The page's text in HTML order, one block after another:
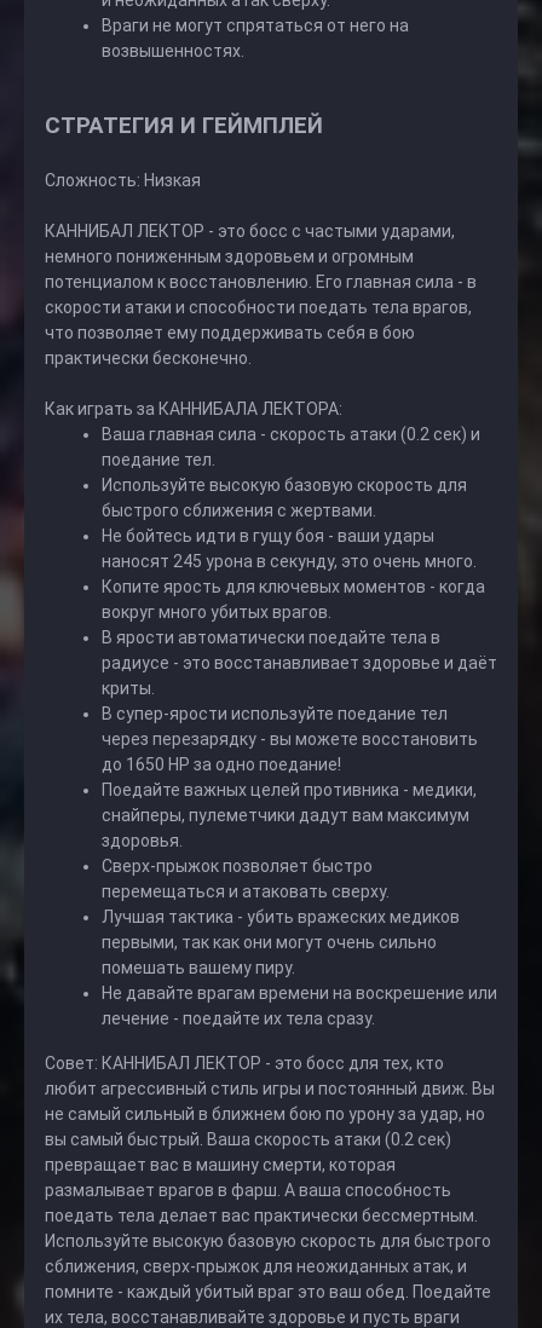
Враги не могут спрятаться от него на
возвышенностях.
СТРАТЕГИЯ И ГЕЙМПЛЕЙ
Сложность: Низкая
КАННИБАЛ ЛЕКТОР - это босс с частыми ударами,
немного пониженным здоровьем и огромным
потенциалом к восстановлению. Его главная сила - в
скорости атаки и способности поедать тела врагов,
что позволяет ему поддерживать себя в бою
практически бесконечно.
Как играть за КАННИБАЛА ЛЕКТОРА:
Ваша главная сила - скорость атаки (0.2 сек) и
поедание тел.
Используйте высокую базовую скорость для
быстрого сближения с жертвами.
Не бойтесь идти в гущу боя - ваши удары
наносят 245 урона в секунду, это очень много.
Копите ярость для ключевых моментов - когда
вокруг много убитых врагов.
В ярости автоматически поедайте тела в
радиусе - это восстанавливает здоровье и даёт
криты.
В супер-ярости используйте поедание тел
через перезарядку - вы можете восстановить
до 1650 HP за одно поедание!
Поедайте важных целей противника - медики,
снайперы, пулеметчики дадут вам максимум
здоровья.
Сверх-прыжок позволяет быстро
перемещаться и атаковать сверху.
Лучшая тактика - убить вражеских медиков
первыми, так как они могут очень сильно
помешать вашему пиру.
Не давайте врагам времени на воскрешение или
лечение - поедайте их тела сразу.
Совет: КАННИБАЛ ЛЕКТОР - это босс для тех, кто
любит агрессивный стиль игры и постоянный движ. Вы
не самый сильный в ближнем бою по урону за удар, но
вы самый быстрый. Ваша скорость атаки (0.2 сек)
превращает вас в машину смерти, которая
размалывает врагов в фарш. А ваша способность
поедать тела делает вас практически бессмертным.
Используйте высокую базовую скорость для быстрого
сближения, сверх-прыжок для неожиданных атак, и
помните - каждый убитый враг это ваш обед. Поедайте
их тела, восстанавливайте здоровье и пусть враги